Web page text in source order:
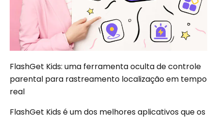
FlashGet Kids: uma ferramenta oculta de controle
parental para rastreamento localização em tempo
real
FlashGet Kids é um dos melhores aplicativos que os